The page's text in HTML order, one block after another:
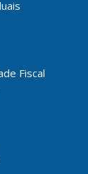
Fiscal